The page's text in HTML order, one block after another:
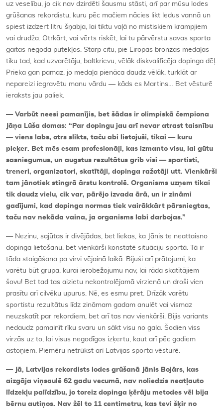
uz veselību, jo cik nav dzirdēti šausmu stāsti, arī par mūsu lodes
grūšanas rekordistu, kuru pēc mačiem nācies likt ledus vannā un
spiest izdzert litru šņabja, lai tiktu vaļā no mistiskiem krampjiem
vai drudža. Otrkārt, vai vērts riskēt, lai tu pārvērstu savas sporta
gaitas negoda putekļos. Starp citu, pie Eiropas bronzas medaļas
tiku tad, kad uzvarētāju, baltkrievu, vēlāk diskvalificēja dopinga dēļ.
Prieka gan pamaz, jo medaļa pienāca daudz vēlāk, turklāt ar
nepareizi iegravētu manu vārdu — kāds es Martins… Bet vēsturē
ieraksts jau paliek.
— Varbūt neesi pamanījis, bet šādas ir olimpiskā čempiona
Jāņa Lūša domas: “Par dopingu jau arī nevar atrast taisnību
— viens labs, otrs slikts, taču abi lietojuši, tikai — kuru
pieķer. Bet mēs esam profesionāļi, kas izmanto visu, lai gūtu
sasniegumus, un augstus rezultātus grib visi — sportisti,
treneri, organizatori, skatītāji, dopinga ražotāji utt. Vienkārši
tam jānotiek stingrā ārstu kontrolē. Organisms uzņem tikai
tik daudz vielu, cik var, pārējo izvada ārā, un ir zināmi
gadījumi, kad dopinga normas tiek vairākkārt pārsniegtas,
taču nav nekāda vaina, ja organisms labi darbojas.”
— Nezinu, sajūtas ir divējādas, bet liekas, ka Jānis te neattaisno
dopinga lietošanu, bet vienkārši konstatē situāciju sportā. Tā ir
tāda staigāšana pa virvi vējainā laikā. Bijuši arī prātojumi, ka
varētu būt grupa, kurai ierobežojumu nav, lai rāda skatītājiem
šovu! Bet tad tas aizietu nekontrolējamā virzienā un droši vien
prasītu arī cilvēku upurus. Nē, es esmu pret. Drīzāk varētu
sportistu rezultātus līdz zināmam gadam anulēt vai vismaz
neuzskatīt par rekordiem, bet arī tas nav vienkārši. Bijis variants
nedaudz pamainīt rīku svaru un sākt visu no gala. Šodien viss
virzās uz to, lai visus negodīgos izķertu, kaut arī pēc gadiem
astoņiem. Piemēru netrūkst arī Latvijas sporta vēsturē.
— Jā, Latvijas rekordists lodes grūšanā Jānis Bojārs, kas
aizgāja viņsaulē 62 gadu vecumā, nav noliedzis neatļauto
līdzekļu palīdzību, jo toreiz dopinga ķērāju metodes vēl bija
bērnu autiņos. Nav žēl to 11 centimetru, kas tevi šķir no